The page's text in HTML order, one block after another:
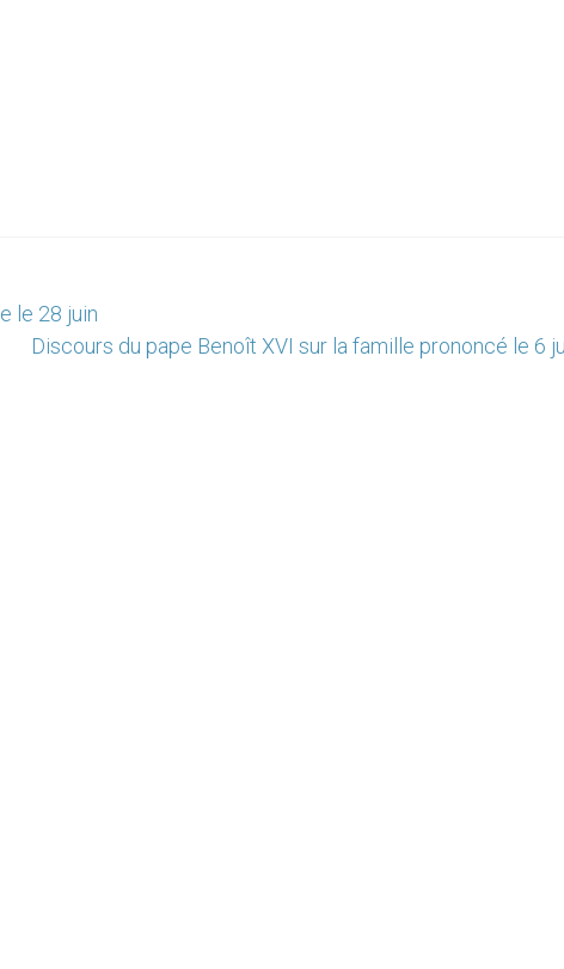
le 28 juin
Discours du pape Benoît XVI sur la famille prononcé le 6